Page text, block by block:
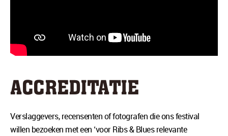
ACCREDITATIE
Verslaggevers, recensenten of fotografen die ons festival
willen bezoeken met een ‘voor Ribs & Blues relevante